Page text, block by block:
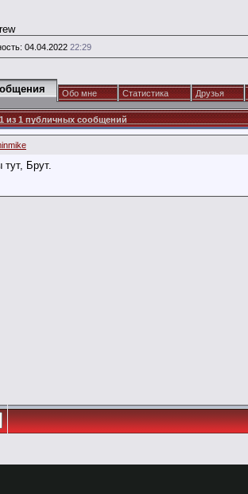
04.04.2022 22:29
Обо мне Статистика Друзья
1из1публичных сообщений
тут, Брут.